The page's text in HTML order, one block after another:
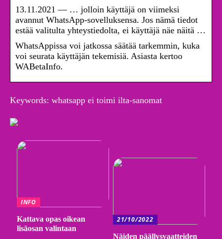
13.11.2021 — … jolloin käyttäjä on viimeksi
avannut WhatsApp-sovelluksensa. Jos nämä tiedot
estää valitulta yhteystiedolta, ei käyttäjä näe näitä …
WhatsAppissa voi jatkossa säätää tarkemmin, kuka
voi seurata käyttäjän tekemisiä. Asiasta kertoo
WABetaInfo.
Keywords: whatsapp ei toimi ilta-sanomat
INFO
Kattava opas oikean
lisäosan valintaan
21/10/2022
Näiden päällysvaatteiden